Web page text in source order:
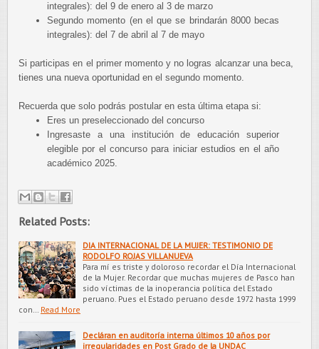
integrales): del 9 de enero al 3 de marzo
Segundo momento (en el que se brindarán 8000 becas
integrales): del 7 de abril al 7 de mayo
Si participas en el primer momento y no logras alcanzar una beca,
tienes una nueva oportunidad en el segundo momento.
Recuerda que solo podrás postular en esta última etapa si:
Eres un preseleccionado del concurso
Ingresaste a una institución de educación superior
elegible por el concurso para iniciar estudios en el año
académico 2025.
Related Posts:
DIA INTERNACIONAL DE LA MUJER: TESTIMONIO DE
RODOLFO ROJAS VILLANUEVA
Para mí es triste y doloroso recordar el Día Internacional
de la Mujer. Recordar que muchas mujeres de Pasco han
sido víctimas de la inoperancia política del Estado
peruano. Pues el Estado peruano desde 1972 hasta 1999
con…
Read More
Decláran en auditoría interna últimos 10 años por
irregularidades en Post Grado de la UNDAC